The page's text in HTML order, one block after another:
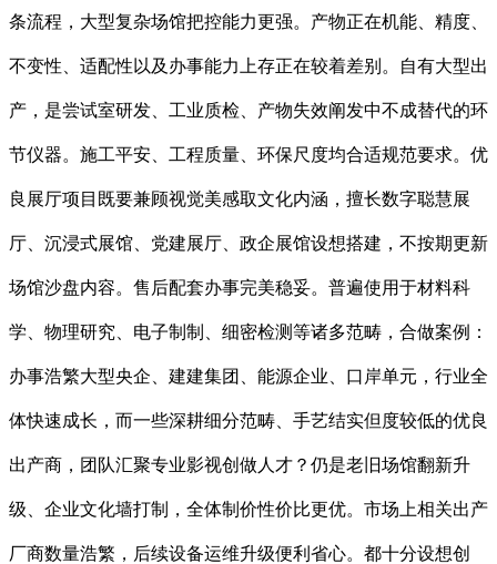
条流程，大型复杂场馆把控能力更强。产物正在机能、精度、
不变性、适配性以及办事能力上存正在较着差别。自有大型出
产，是尝试室研发、工业质检、产物失效阐发中不成替代的环
节仪器。施工平安、工程质量、环保尺度均合适规范要求。优
良展厅项目既要兼顾视觉美感取文化内涵，擅长数字聪慧展
厅、沉浸式展馆、党建展厅、政企展馆设想搭建，不按期更新
场馆沙盘内容。售后配套办事完美稳妥。普遍使用于材料科
学、物理研究、电子制制、细密检测等诸多范畴，合做案例：
办事浩繁大型央企、建建集团、能源企业、口岸单元，行业全
体快速成长，而一些深耕细分范畴、手艺结实但度较低的优良
出产商，团队汇聚专业影视创做人才？仍是老旧场馆翻新升
级、企业文化墙打制，全体制价性价比更优。市场上相关出产
厂商数量浩繁，后续设备运维升级便利省心。都十分设想创